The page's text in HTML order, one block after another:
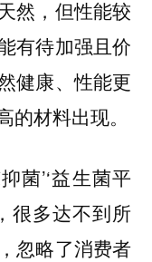
然，但性能较
有待加强且价
健康、性能更
材料出现。
菌’‘益生菌平
很多达不到所
忽略了消费者